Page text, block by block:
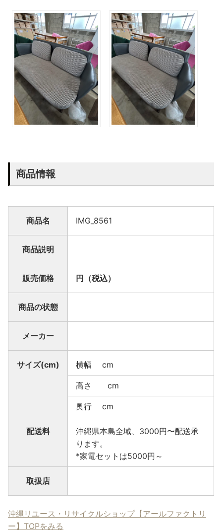
商品情報
商品名 IMG_8561
商品説明
販売価格 円（税込）
商品の状態
メーカー
サイズ(cm) 横幅 cm
高さ cm
奥行 cm
配送料
沖縄県本島全域、3000円〜配送承
ります。
*家電セットは5000円～
取扱店
沖縄リユース・リサイクルショップ【アールファクトリ
ー】TOPをみる